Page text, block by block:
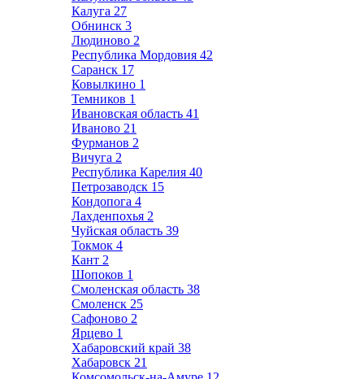
Калуга 27
Обнинск 3
Людиново 2
Республика Мордовия 42
Саранск 17
Ковылкино 1
Темников 1
Ивановская область 41
Иваново 21
Фурманов 2
Вичуга 2
Республика Карелия 40
Петрозаводск 15
Кондопога 4
Лахденпохья 2
Чуйская область 39
Токмок 4
Кант 2
Шопоков 1
Смоленская область 38
Смоленск 25
Сафоново 2
Ярцево 1
Хабаровский край 38
Хабаровск 21